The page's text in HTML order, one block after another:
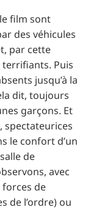
film sont
des véhicules
par cette
terrifiants. Puis
jusqu’à la
dit, toujours
garçons. Et
spectateurices
le confort d’un
de
avec
forces de
de l’ordre) ou